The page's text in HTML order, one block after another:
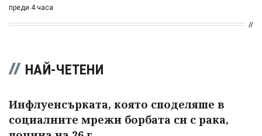
преди 4 часа
НАЙ-ЧЕТЕНИ
Инфлуенсърката, която споделяше в
социалните мрежи борбата си с рака,